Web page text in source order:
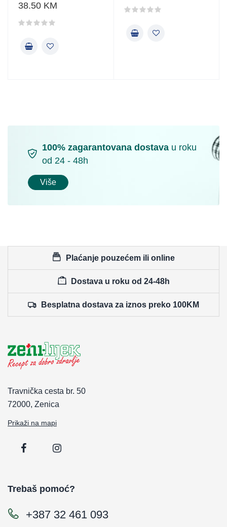
38.50 KM
100% zagarantovana dostava u roku
od 24 - 48h
Više
Plaćanje pouzećem ili online
Dostava u roku od 24-48h
Besplatna dostava za iznos preko 100KM
Travnička cesta br. 50
72000, Zenica
Prikaži na mapi
Trebaš pomoć?
+387 32 461 093